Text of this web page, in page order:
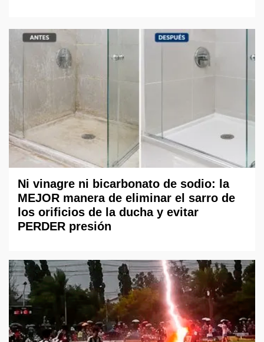
Ni vinagre ni bicarbonato de sodio: la
MEJOR manera de eliminar el sarro de
los orificios de la ducha y evitar
PERDER presión